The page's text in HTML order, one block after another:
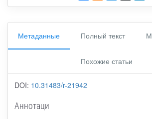
Метаданные Полный текст
Похожие статьи
DOI: 10.31483/r-21942
Аннотаци